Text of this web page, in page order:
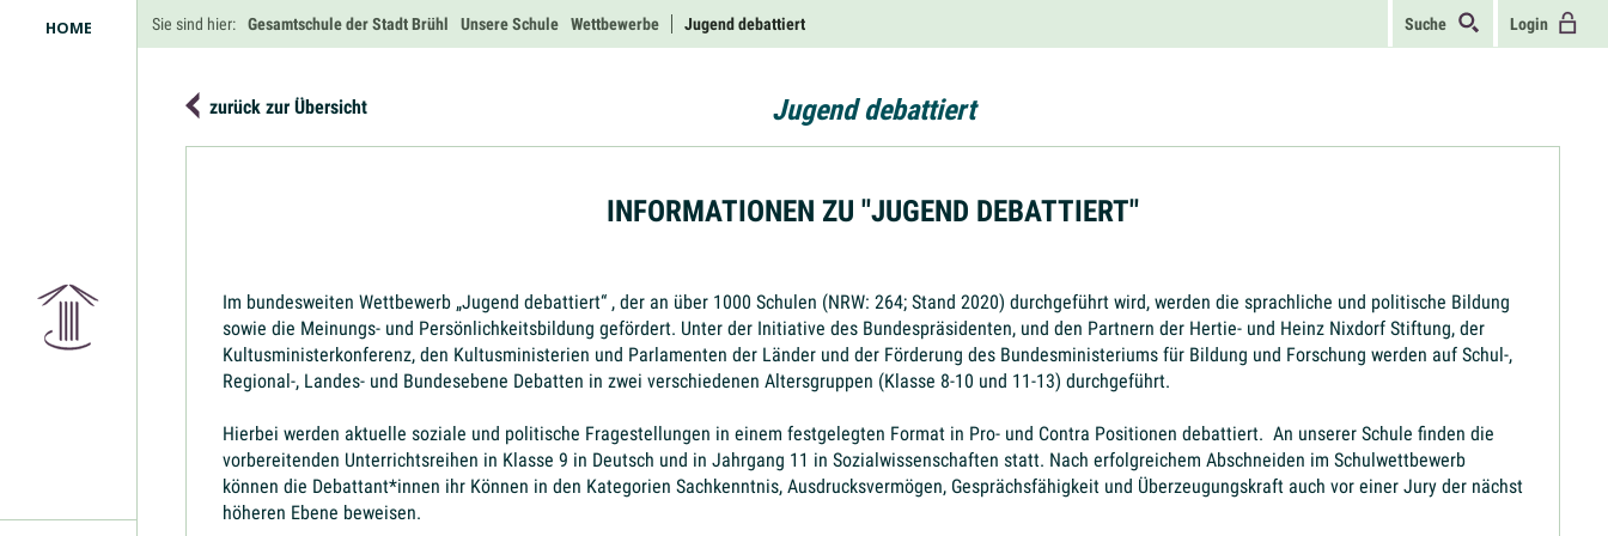
Sie sind hier: Gesamtschule der Stadt Brühl Unsere Schule Wettbewerbe Jugend debattiert Suche Login
Jugend debattiert
zurück zur Übersicht
INFORMATIONEN ZU "JUGEND DEBATTIERT"
Im bundesweiten Wettbewerb „Jugend debattiert“ , der an über 1000 Schulen (NRW: 264; Stand 2020) durchgeführt wird, werden die sprachliche und politische Bildung
sowie die Meinungs- und Persönlichkeitsbildung gefördert. Unter der Initiative des Bundespräsidenten, und den Partnern der Hertie- und Heinz Nixdorf Stiftung, der
Kultusministerkonferenz, den Kultusministerien und Parlamenten der Länder und der Förderung des Bundesministeriums für Bildung und Forschung werden auf Schul-,
Regional-, Landes- und Bundesebene Debatten in zwei verschiedenen Altersgruppen (Klasse 8-10 und 11-13) durchgeführt.
Hierbei werden aktuelle soziale und politische Fragestellungen in einem festgelegten Format in Pro- und Contra Positionen debattiert. An unserer Schule finden die
vorbereitenden Unterrichtsreihen in Klasse 9 in Deutsch und in Jahrgang 11 in Sozialwissenschaften statt. Nach erfolgreichem Abschneiden im Schulwettbewerb
können die Debattant*innen ihr Können in den Kategorien Sachkenntnis, Ausdrucksvermögen, Gesprächsfähigkeit und Überzeugungskraft auch vor einer Jury der nächst
höheren Ebene beweisen.
überspringen
HOME